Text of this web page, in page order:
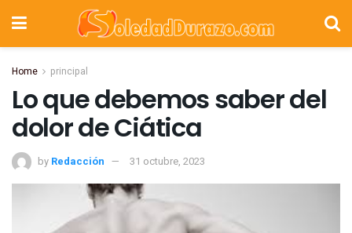
Home principal
Lo que debemos saber del
dolor de Ciática
by Redacción 31 octubre, 2023